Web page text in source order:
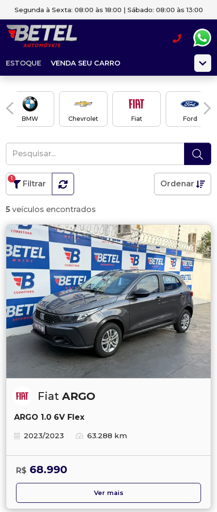
Segunda à Sexta: 08:00 às 18:00 | Sábado: 08:00 às 13:00
ESTOQUE VENDA SEU CARRO
BMW Chevrolet Fiat Ford
Filtrar
1
Ordenar
5 veículos encontrados
Fiat ARGO
ARGO 1.0 6V Flex
2023/2023
63.288 km
R$ 68.990
Ver mais